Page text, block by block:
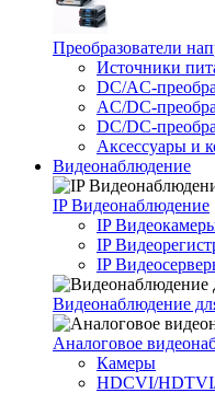
Преобразователи
Источники
DC/AC-
AC/DC-
DC/DC-
Аксессуары и
Видеонаблюдение
IP Видеонаблюдение
IP
IP
IP
Видеонаблюдение
Аналоговое
Камеры
HDCVI/